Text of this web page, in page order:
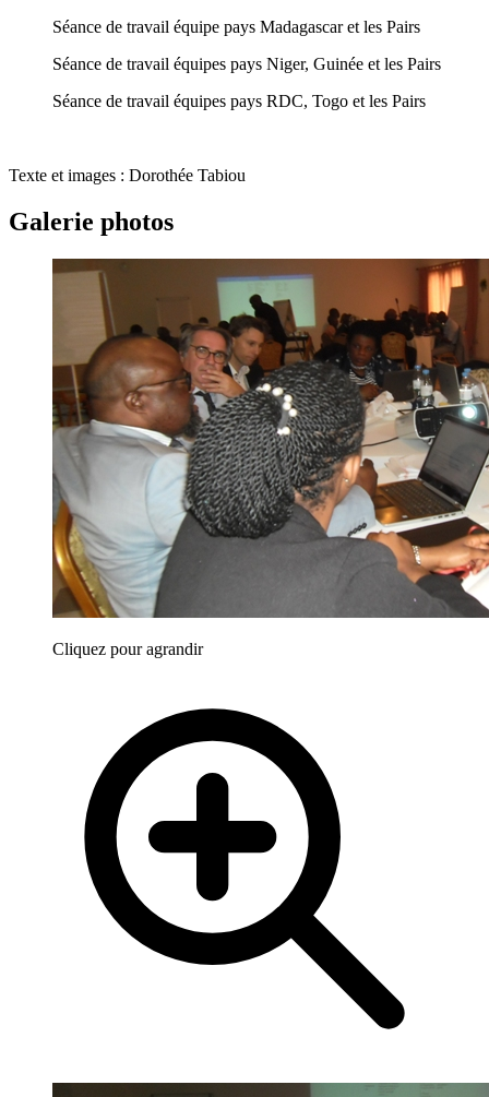
Séance de travail équipe pays Madagascar et les Pairs
Séance de travail équipes pays Niger, Guinée et les Pairs
Séance de travail équipes pays RDC, Togo et les Pairs
Texte et images : Dorothée Tabiou
Galerie photos
Cliquez pour agrandir